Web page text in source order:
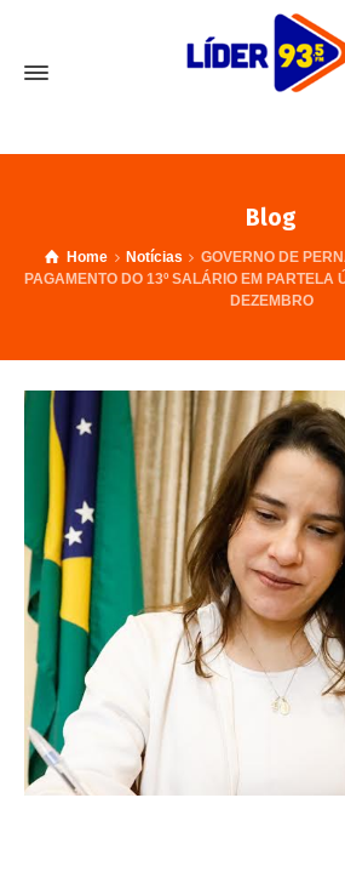
Blog
Home Notícias
GOVERNO DE
PAGAMENTO DO 13º SALÁRIO EM PARTELA
DEZEMBRO